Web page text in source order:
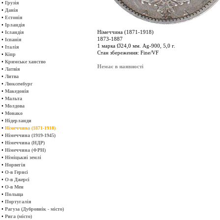
• Грузія
• Данія
• Естонія
• Ірландія
• Ісландія
• Іспанія
• Італія
• Кіпр
• Кримське ханство
• Латвія
• Литва
• Люксембург
• Македонія
• Мальта
• Молдова
• Монако
• Нідерланди
• Німеччина (1871-1918)
• Німеччина (1919-1945)
• Німеччина (НДР)
• Німеччина (ФРН)
• Німіцькиі землі
• Норвегія
• О-в Гернсі
• О-в Джерсі
• О-в Мен
• Польща
• Португалія
• Рагуза (Дубровнік - місто)
• Рига (місто)
Німеччина (1871-1918)
1873-1887
1 марка Ø24,0 мм. Ag-900, 5,0 г.
Стан збереження: Fine/VF
Немає в наявності